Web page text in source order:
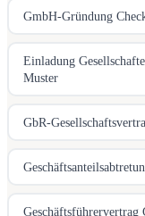
GmbH-Gründung
Einladung
Muster
GbR-
Geschäftsführervertrag